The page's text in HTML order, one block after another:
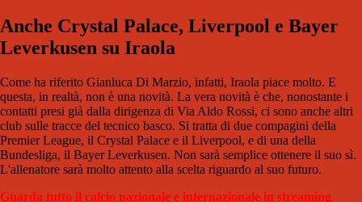
Anche Crystal Palace, Liverpool e Bayer
Leverkusen su Iraola
Come ha riferito Gianluca Di Marzio, infatti, Iraola piace molto. E
questa, in realtà, non è una novità. La vera novità è che, nonostante i
contatti presi già dalla dirigenza di Via Aldo Rossi, ci sono anche altri
club sulle tracce del tecnico basco. Si tratta di due compagini della
Premier League, il Crystal Palace e il Liverpool, e di una della
Bundesliga, il Bayer Leverkusen. Non sarà semplice ottenere il suo sì.
L'allenatore sarà molto attento alla scelta riguardo al suo futuro.
Guarda tutto il calcio nazionale e internazionale in streaming